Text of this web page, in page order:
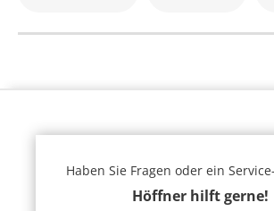
Haben Sie Fragen oder ein
Höffner hilft gerne!